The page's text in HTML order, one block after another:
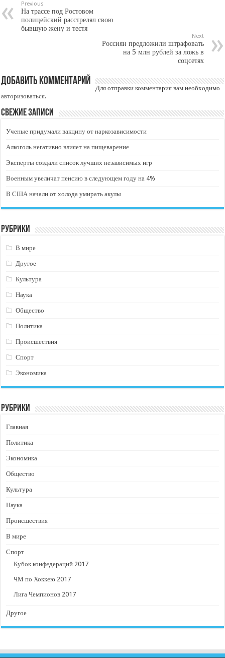
Previous
На трассе под Ростовом
полицейский расстрелял свою
бывшую жену и тестя
Next
Россиян предложили штрафовать
на 5 млн рублей за ложь в
соцсетях
Добавить комментарий
Для отправки комментария вам необходимо
авторизоваться.
Свежие записи
Ученые придумали вакцину от наркозависимости
Алкоголь негативно влияет на пищеварение
Эксперты создали список лучших независимых игр
Военным увеличат пенсию в следующем году на 4%
В США начали от холода умирать акулы
Рубрики
В мире
Другое
Культура
Наука
Общество
Политика
Происшествия
Спорт
Экономика
Рубрики
Главная
Политика
Экономика
Общество
Культура
Наука
Происшествия
В мире
Спорт
Кубок конфедераций 2017
ЧМ по Хоккею 2017
Лига Чемпионов 2017
Другое